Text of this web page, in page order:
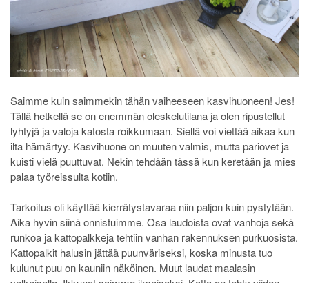
Saimme kuin saimmekin tähän vaiheeseen kasvihuoneen! Jes!
Tällä hetkellä se on enemmän oleskelutilana ja olen ripustellut
lyhtyjä ja valoja katosta roikkumaan. Siellä voi viettää aikaa kun
ilta hämärtyy. Kasvihuone on muuten valmis, mutta pariovet ja
kuisti vielä puuttuvat. Nekin tehdään tässä kun keretään ja mies
palaa työreissulta kotiin.
Tarkoitus oli käyttää kierrätystavaraa niin paljon kuin pystytään.
Aika hyvin siinä onnistuimme. Osa laudoista ovat vanhoja sekä
runkoa ja kattopalkkeja tehtiin vanhan rakennuksen purkuosista.
Kattopalkit halusin jättää puunväriseksi, koska minusta tuo
kulunut puu on kauniin näköinen. Muut laudat maalasin